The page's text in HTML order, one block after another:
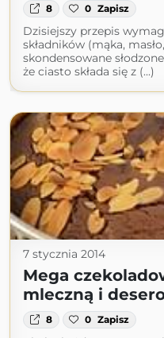
8 0 Zapisz
Dzisiejszy przepis
składników (mąka,
skondensowane
że ciasto składa się z (...)
7 stycznia 2014
Mega
mleczną i
8 0 Zapisz